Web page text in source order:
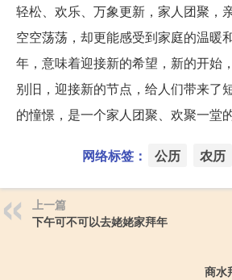
轻松、欢乐、万象更新，家人团聚，
空空荡荡，却更能感受到家庭的温暖
年，意味着迎接新的希望，新的开始
别旧，迎接新的节点，给人们带来了
的憧憬，是一个家人团聚、欢聚一堂
网络标签： 公历 农历
上一篇
下午可不可以去姥姥家拜年
商水